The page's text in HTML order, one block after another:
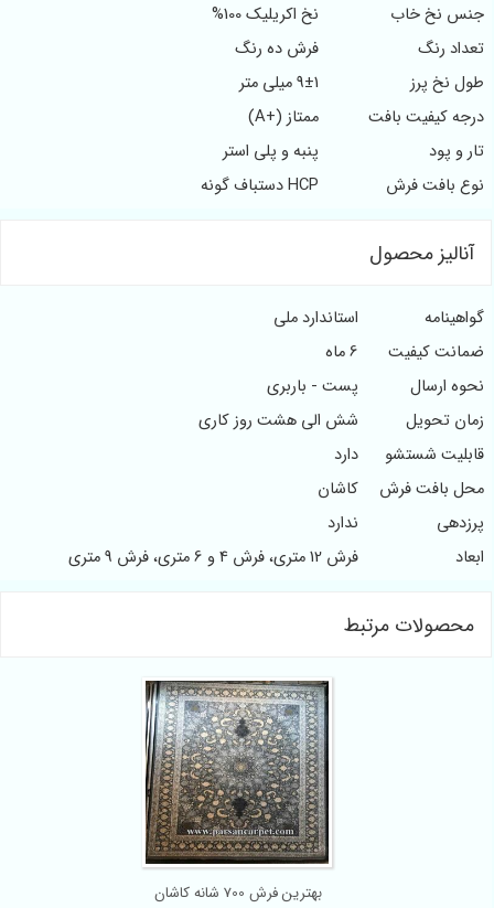
جنس نخ خاب
نخ اکریلیک 100%
تعداد رنگ
فرش ده رنگ
طول نخ پرز
9±1 میلی متر
درجه کیفیت بافت
ممتاز (+A)
تار و پود
پنبه و پلی استر
نوع بافت فرش
HCP دستباف گونه
آنالیز محصول
گواهینامه
استاندارد ملی
ضمانت کیفیت
6 ماه
نحوه ارسال
پست - باربری
زمان تحویل
شش الی هشت روز کاری
قابلیت شستشو
دارد
محل بافت فرش
کاشان
پرزدهی
ندارد
ابعاد
فرش 12 متری، فرش 4 و 6 متری، فرش 9 متری
محصولات مرتبط
بهترین فرش 700 شانه کاشان